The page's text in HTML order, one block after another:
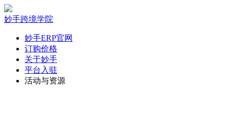
妙手跨境学院
妙手ERP官网
订购价格
关于妙手
平台入驻
活动与资源